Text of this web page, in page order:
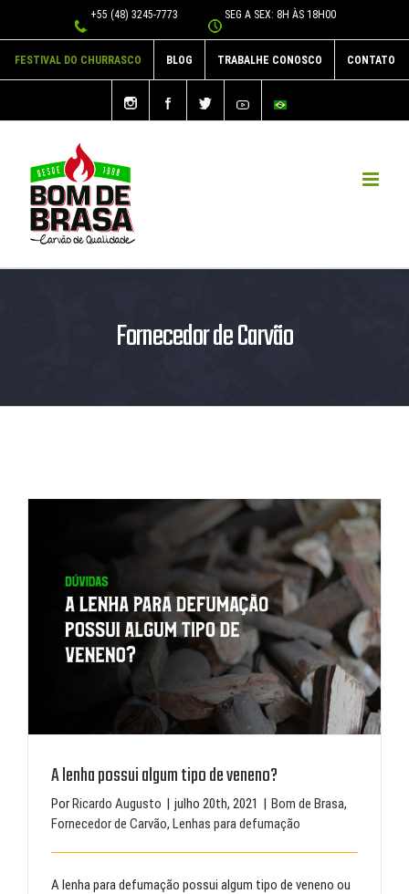
para
+55 (48) 3245-7773 SEG A SEX: 8H ÀS 18H00
FESTIVAL DO CHURRASCO BLOG TRABALHE CONOSCO CONTATO
Fornecedor de Carvão
A lenha possui algum tipo de veneno?
A lenha possui algum tipo de veneno?
PorRicardo Augusto | julho 20th, 2021 | Bom de Brasa,
Fornecedor de Carvão, Lenhas para defumação
A lenha para defumação possui algum tipo de veneno ou